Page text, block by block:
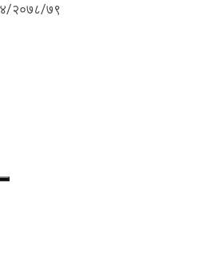
२०७८/७९